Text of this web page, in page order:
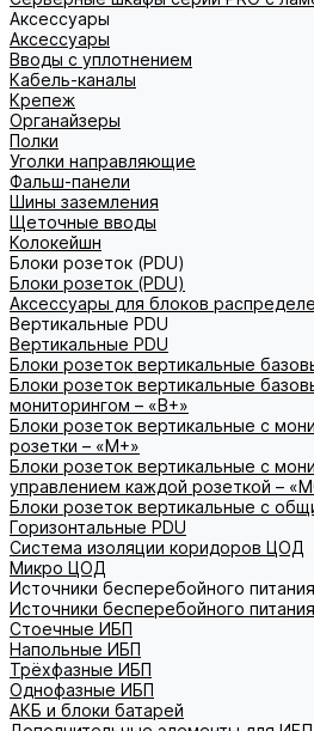
Аксессуары
Аксессуары
Вводы с уплотнением
Кабель-каналы
Крепеж
Органайзеры
Полки
Уголки направляющие
Фальш-панели
Шины заземления
Щеточные вводы
Колокейшн
Блоки розеток (PDU)
Блоки розеток (PDU)
Аксессуары для блоков
Вертикальные PDU
Вертикальные PDU
Блоки розеток вертикальные
Блоки розеток вертикальные
мониторингом – «В+»
Блоки розеток вертикальные с
розетки – «М+»
Блоки розеток вертикальные с
управлением каждой розеткой –
Блоки розеток вертикальные с
Горизонтальные PDU
Система изоляции коридоров ЦОД
Микро ЦОД
Источники бесперебойного питания
Источники бесперебойного питания
Стоечные ИБП
Напольные ИБП
Трёхфазные ИБП
Однофазные ИБП
АКБ и блоки батарей